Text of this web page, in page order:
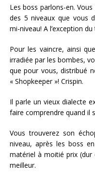
Les boss parlons-en.
des 5 niveaux que vous
mi-niveau! A l’exception
Pour les vaincre, ainsi
irradiée par les bombes,
que pour vous, distribué
« Shopkeeper »! Crispin.
Il parle un vieux dialecte
faire comprendre quand il
Vous trouverez son
niveau, après les boss
matériel à moitié prix
meilleur.